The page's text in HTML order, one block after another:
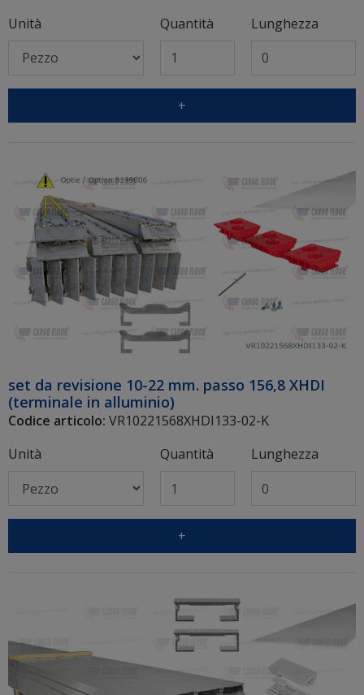
Unità
Quantità Lunghezza
+
set da revisione 10-22 mm. passo 156,8 XHDI
(terminale in alluminio)
Codice articolo: VR10221568XHDI133-02-K
Unità
Quantità Lunghezza
+